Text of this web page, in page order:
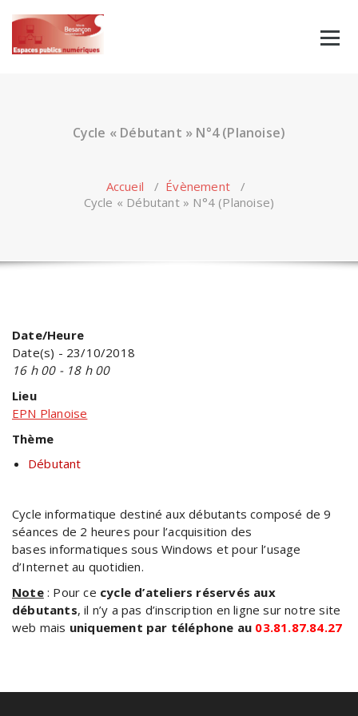
content
Cycle « Débutant » N°4 (Planoise)
Accueil / Évènement /
Cycle « Débutant » N°4 (Planoise)
Date/Heure
Date(s) - 23/10/2018
16 h 00 - 18 h 00
Lieu
EPN Planoise
Thème
Débutant
Cycle informatique destiné aux débutants composé de 9
séances de 2 heures pour l’acquisition des
bases informatiques sous Windows et pour l’usage
d’Internet au quotidien.
Note: Pour ce cycle d’ateliers réservés aux
débutants, il n’y a pas d’inscription en ligne sur notre site
web mais uniquement par téléphone au 03.81.87.84.27